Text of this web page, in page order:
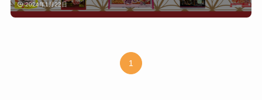
2024年1月22日
1